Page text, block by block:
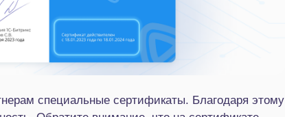
специальные сертификаты. Благодаря этому